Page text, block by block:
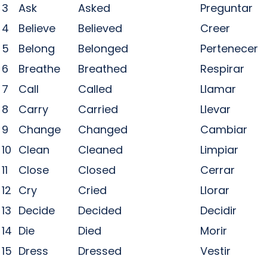
3
Ask Asked
Preguntar
4
Believe Believed
Creer
5
Belong Belonged
Pertenecer
6
Breathe Breathed
Respirar
7
Call Called
Llamar
8
Carry Carried
Llevar
9
Change Changed
Cambiar
10 Clean Cleaned
Limpiar
11
Close Closed
Cerrar
12 Cry Cried
Llorar
13 Decide Decided
Decidir
14 Die Died
Morir
15 Dress Dressed
Vestir